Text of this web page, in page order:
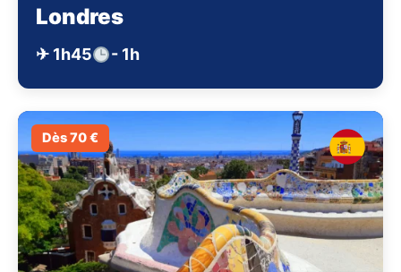
Londres
✈ 1h45 - 1h
Dès 70 €